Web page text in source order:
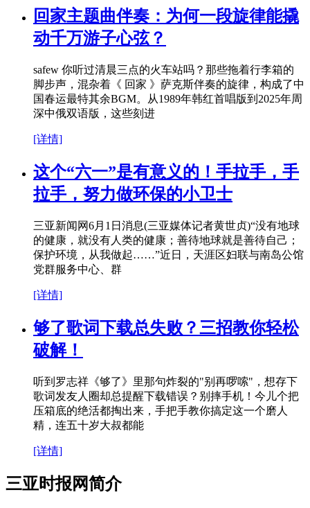
回家主题曲伴奏：为何一段旋律能撬
动千万游子心弦？
safew 你听过清晨三点的火车站吗？那些拖着行李箱的
脚步声，混杂着《 回家 》萨克斯伴奏的旋律，构成了中
国春运最特其余BGM。从1989年韩红首唱版到2025年周
深中俄双语版，这些刻进
[详情]
这个“六一”是有意义的！手拉手，手
拉手，努力做环保的小卫士
三亚新闻网6月1日消息(三亚媒体记者黄世贞)“没有地球
的健康，就没有人类的健康；善待地球就是善待自己；
保护环境，从我做起……”近日，天涯区妇联与南岛公馆
党群服务中心、群
[详情]
够了歌词下载总失败？三招教你轻松
破解！
听到罗志祥《够了》里那句炸裂的"别再啰嗦"，想存下
歌词发友人圈却总提醒下载错误？别摔手机！今儿个把
压箱底的绝活都掏出来，手把手教你搞定这一个磨人
精，连五十岁大叔都能
[详情]
三亚时报网简介